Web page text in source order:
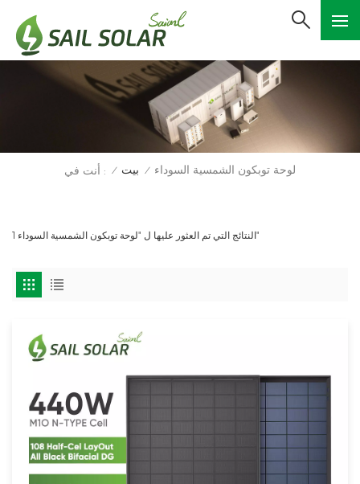
أنت في : / بيت / لوحة توبكون الشمسية السوداء
1 النتائج التي تم العثور عليها ل "لوحة توبكون الشمسية السوداء"